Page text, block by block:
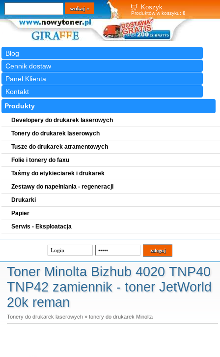
Koszyk
Produktów w koszyku: 0
Blog
Cennik dostaw
Panel Klienta
Kontakt
Wyszukiwarka
szukaj
Produkty
Developery do drukarek laserowych
Tonery do drukarek laserowych
Tusze do drukarek atramentowych
Folie i tonery do faxu
Taśmy do etykieciarek i drukarek
Zestawy do napełniania - regeneracji
Drukarki
Papier
Serwis - Eksploatacja
Toner Minolta Bizhub 4020 TNP40
TNP42 zamiennik - toner JetWorld
20k reman
Tonery do drukarek laserowych» tonery do drukarek Minolta